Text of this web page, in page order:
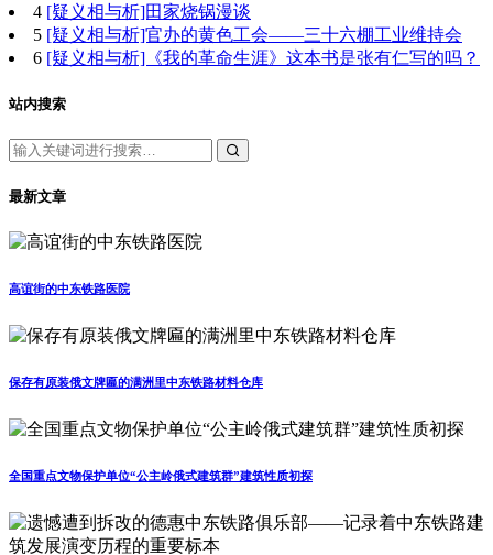
4 [疑义相与析]田家烧锅漫谈
5 [疑义相与析]官办的黄色工会——三十六棚工业维持会
6 [疑义相与析]《我的革命生涯》这本书是张有仁写的吗？
站内搜索
最新文章
高谊街的中东铁路医院
保存有原装俄文牌匾的满洲里中东铁路材料仓库
全国重点文物保护单位“公主岭俄式建筑群”建筑性质初探